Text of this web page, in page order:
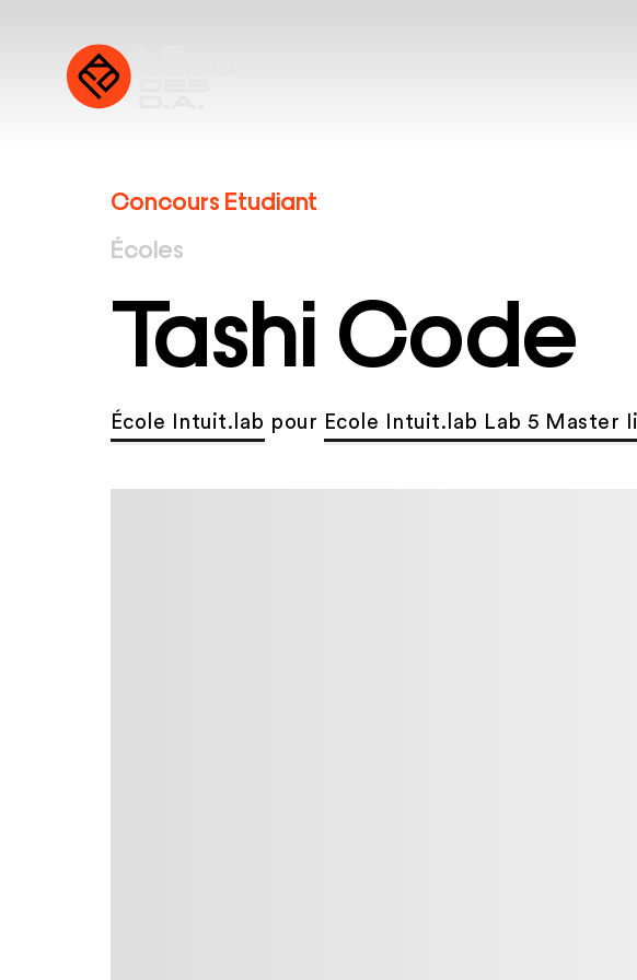
Concours Etudiant
Écoles
Tashi Code
École Intuit.lab pour Ecole Intuit.lab Lab 5 Master Ii